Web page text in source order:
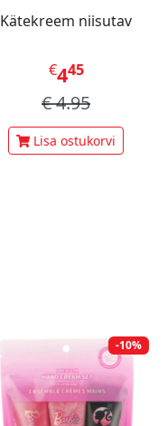
Kätekreem niisutav
€445
€4.95
Lisa ostukorvi
-10%